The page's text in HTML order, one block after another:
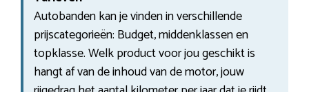
Autobanden kan je vinden in verschillende
prijscategorieën: Budget, middenklassen en
topklasse. Welk product voor jou geschikt is
hangt af van de inhoud van de motor, jouw